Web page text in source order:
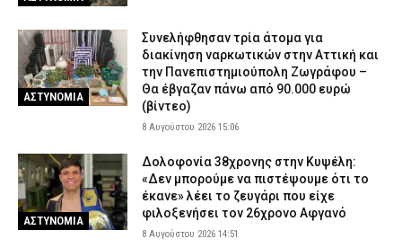
ΑΣΤΥΝΟΜΙΑ
Συνελήφθησαν τρία άτομα για
διακίνηση ναρκωτικών στην Αττική και
την Πανεπιστημιούπολη Ζωγράφου –
Θα έβγαζαν πάνω από 90.000 ευρώ
(βίντεο)
8 Αυγούστου 2026 15:06
ΑΣΤΥΝΟΜΙΑ
Δολοφονία 38χρονης στην Κυψέλη:
«Δεν μπορούμε να πιστέψουμε ότι το
έκανε» λέει το ζευγάρι που είχε
φιλοξενήσει τον 26χρονο Αφγανό
8 Αυγούστου 2026 14:51